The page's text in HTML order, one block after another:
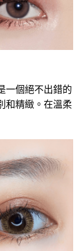
一個絕不出錯的
和精緻。在溫柔